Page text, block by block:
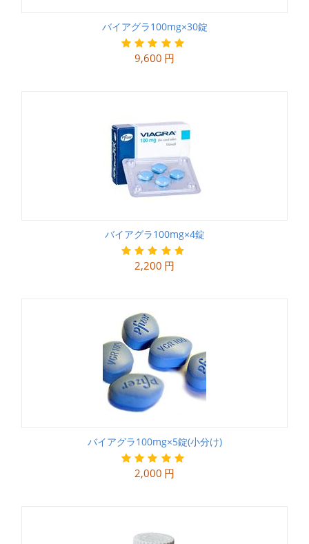
バイアグラ100mg×30錠
9,600 円
バイアグラ100mg×4錠
2,200 円
バイアグラ100mg×5錠(小分け)
2,000 円